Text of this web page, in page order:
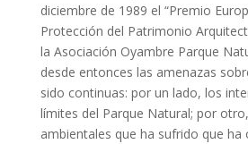
diciembre de 1989 el “Premio
Protección del Patrimonio
la Asociación Oyambre Parque
desde entonces las amenazas
sido continuas: por un lado, los
límites del Parque Natural; por
ambientales que ha sufrido que ha